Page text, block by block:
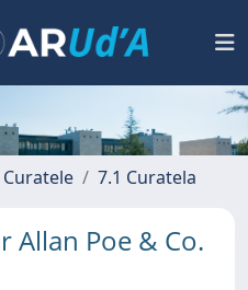
Curatele 7.1 Curatela
Allan Poe & Co.